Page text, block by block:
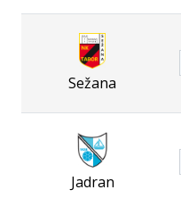
Sežana
Jadran